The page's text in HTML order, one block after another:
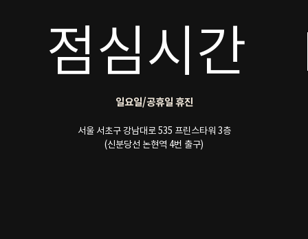
점심시간
일요일/공휴일 휴진
서울 서초구 강남대로 535 프린스타워 3층
(신분당선 논현역 4번 출구)